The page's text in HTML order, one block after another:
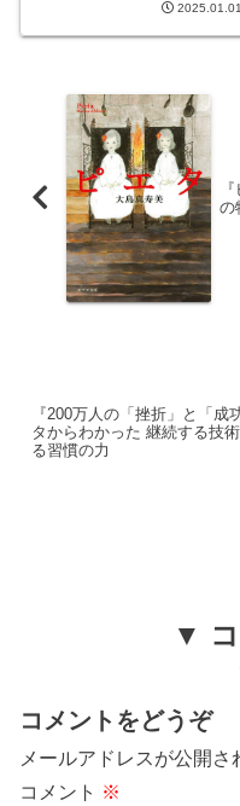
2025.01.01
の
『200万人の「挫折」と「成
タからわかった 継続する技
る習慣の力
▼
コメントをどうぞ
メールアドレスが公開さ
コメント ※